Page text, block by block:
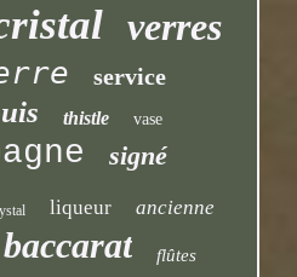
verres
service
thistle vase
signé
liqueur ancienne
baccarat flûtes